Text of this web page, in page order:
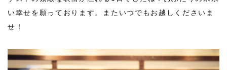
い幸せを願っております。またいつでもお越しくださいま
せ！